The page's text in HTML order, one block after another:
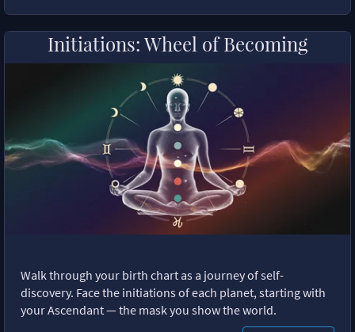
Initiations: Wheel of Becoming
Walk through your birth chart as a journey of self-
discovery. Face the initiations of each planet, starting with
your Ascendant — the mask you show the world.